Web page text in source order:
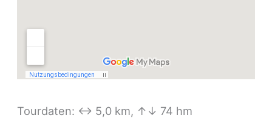
Tourdaten: ↔ 5,0 km, ↑↓ 74 hm